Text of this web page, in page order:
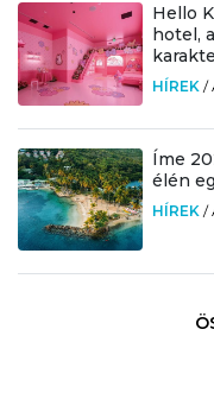
Hello
hotel,
HÍREK /
Íme
élén
HÍREK /